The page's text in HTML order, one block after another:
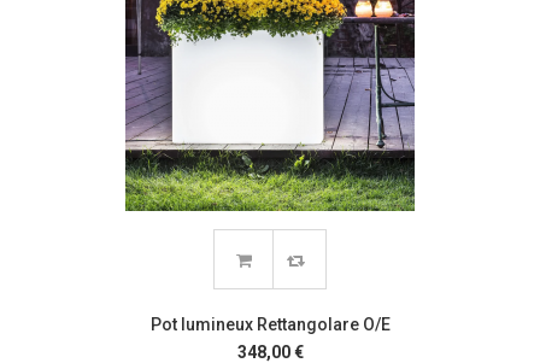
Pot lumineux Rettangolare O/E
348,00 €